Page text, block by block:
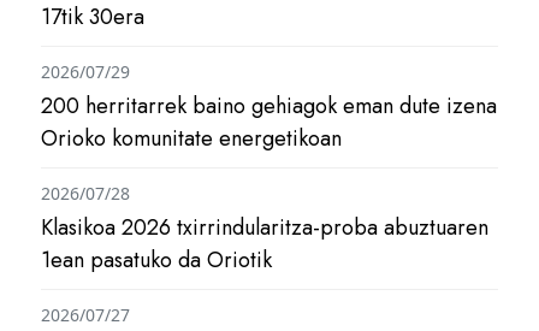
17tik 30era
200 herritarrek baino gehiagok eman dute izena
Orioko komunitate energetikoan
2026/07/29
Klasikoa 2026 txirrindularitza-proba abuztuaren
1ean pasatuko da Oriotik
2026/07/28
2026/07/27